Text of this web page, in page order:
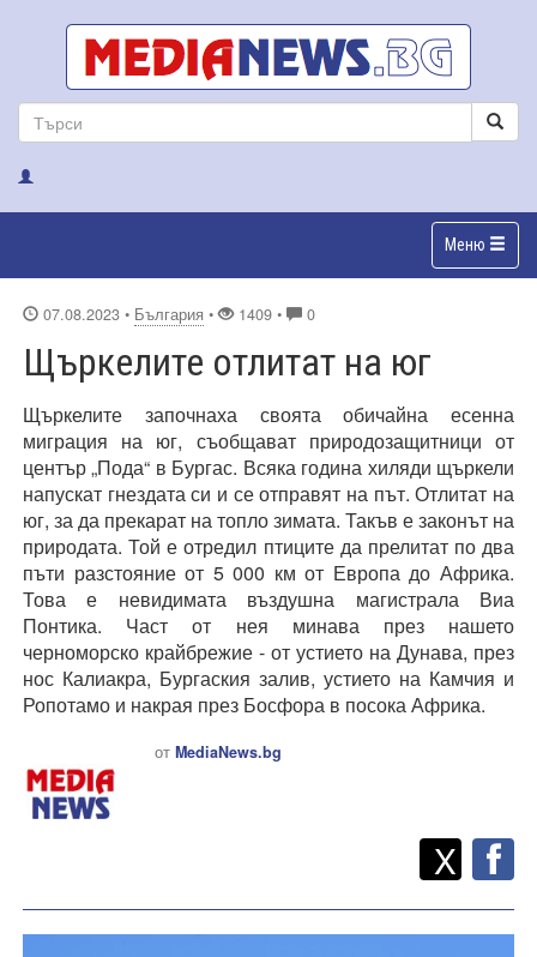
Меню
07.08.2023 • България • 1409 • 0
Щъркелите отлитат на юг
Щъркелите започнаха своята обичайна есенна
миграция на юг, съобщават природозащитници от
център „Пода“ в Бургас. Всяка година хиляди щъркели
напускат гнездата си и се отправят на път. Отлитат на
юг, за да прекарат на топло зимата. Такъв е законът на
природата. Той е отредил птиците да прелитат по два
пъти разстояние от 5 000 км от Европа до Африка.
Това е невидимата въздушна магистрала Виа
Понтика. Част от нея минава през нашето
черноморско крайбрежие - от устието на Дунава, през
нос Калиакра, Бургаския залив, устието на Камчия и
Ропотамо и накрая през Босфора в посока Африка.
от MediaNews.bg
Споделете
X